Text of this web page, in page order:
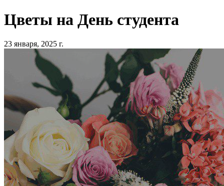
Цветы на День студента
23 января, 2025 г.